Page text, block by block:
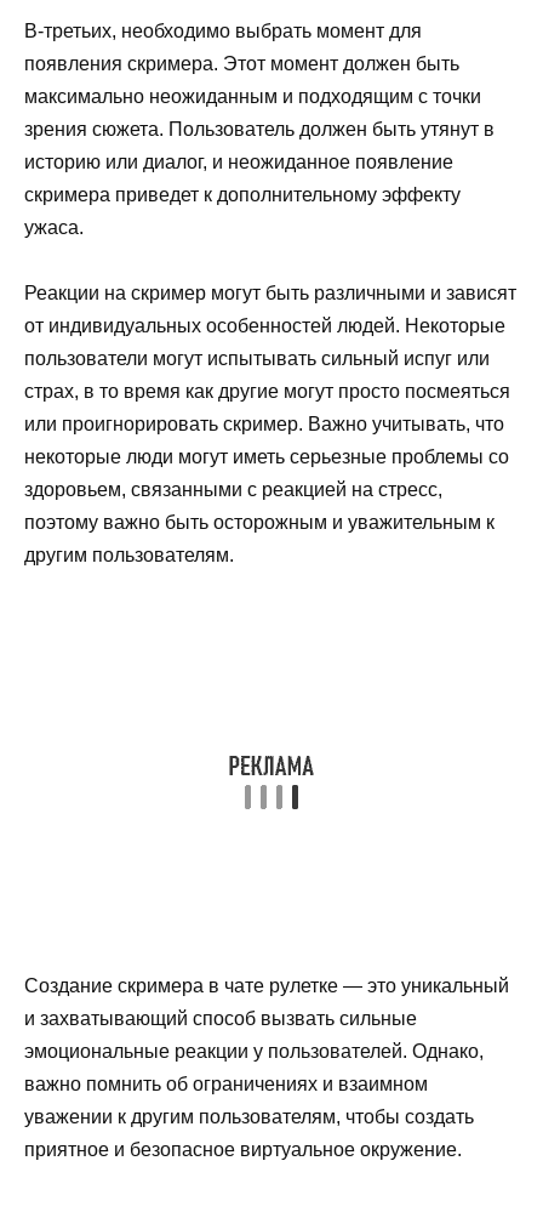
В-третьих, необходимо выбрать момент для
появления скримера. Этот момент должен быть
максимально неожиданным и подходящим с точки
зрения сюжета. Пользователь должен быть утянут в
историю или диалог, и неожиданное появление
скримера приведет к дополнительному эффекту
ужаса.
Реакции на скример могут быть различными и зависят
от индивидуальных особенностей людей. Некоторые
пользователи могут испытывать сильный испуг или
страх, в то время как другие могут просто посмеяться
или проигнорировать скример. Важно учитывать, что
некоторые люди могут иметь серьезные проблемы со
здоровьем, связанными с реакцией на стресс,
поэтому важно быть осторожным и уважительным к
другим пользователям.
Создание скримера в чате рулетке — это уникальный
и захватывающий способ вызвать сильные
эмоциональные реакции у пользователей. Однако,
важно помнить об ограничениях и взаимном
уважении к другим пользователям, чтобы создать
приятное и безопасное виртуальное окружение.